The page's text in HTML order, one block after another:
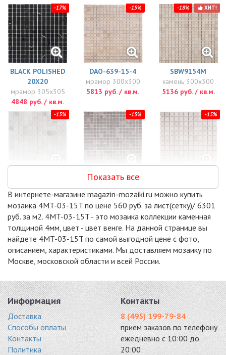
-17%
BLACK POLISHED
20Х20
мрамор 305x305
4848 руб. / кв.м.
-15%
DAO-639-15-4
мрамор 300x300
5813 руб. / кв.м.
-18% ХИТ!
SBW9154M
камень 300x300
5136 руб. / кв.м.
-15%
мрамор 300x300
5882 руб. / кв.м.
-15%
DAO-606-15-4
мрамор 300x300
5951 руб. / кв.м.
-15%
300x300
5951 руб. / кв.м.
камень 300x300
5951 руб. / кв.м.
-15%
мрамор 300x300
5951 руб. / кв.м.
мрамор 305x305
5951 руб. / кв.м.
-15% -15% -18%
Показать все
В интернете-магазине magazin-mozaiki.ru можно купить
мозаика 4MT-03-15T по цене 560 руб. за лист(сетку)/ 6301
руб. за м2. 4MT-03-15T - это мозаика коллекции каменная
толщиной 4мм, цвет - цвет венге. На данной странице вы
найдете 4MT-03-15T по самой выгодной цене с фото,
описанием, характеристиками. Мы доставляем мозаику по
Москве, московской области и всей России.
Информация
Доставка
Способы оплаты
Контакты
Политика
Контакты
8 (495) 199-79-84
прием заказов по телефону
ежедневно с 10:00 до
20:00